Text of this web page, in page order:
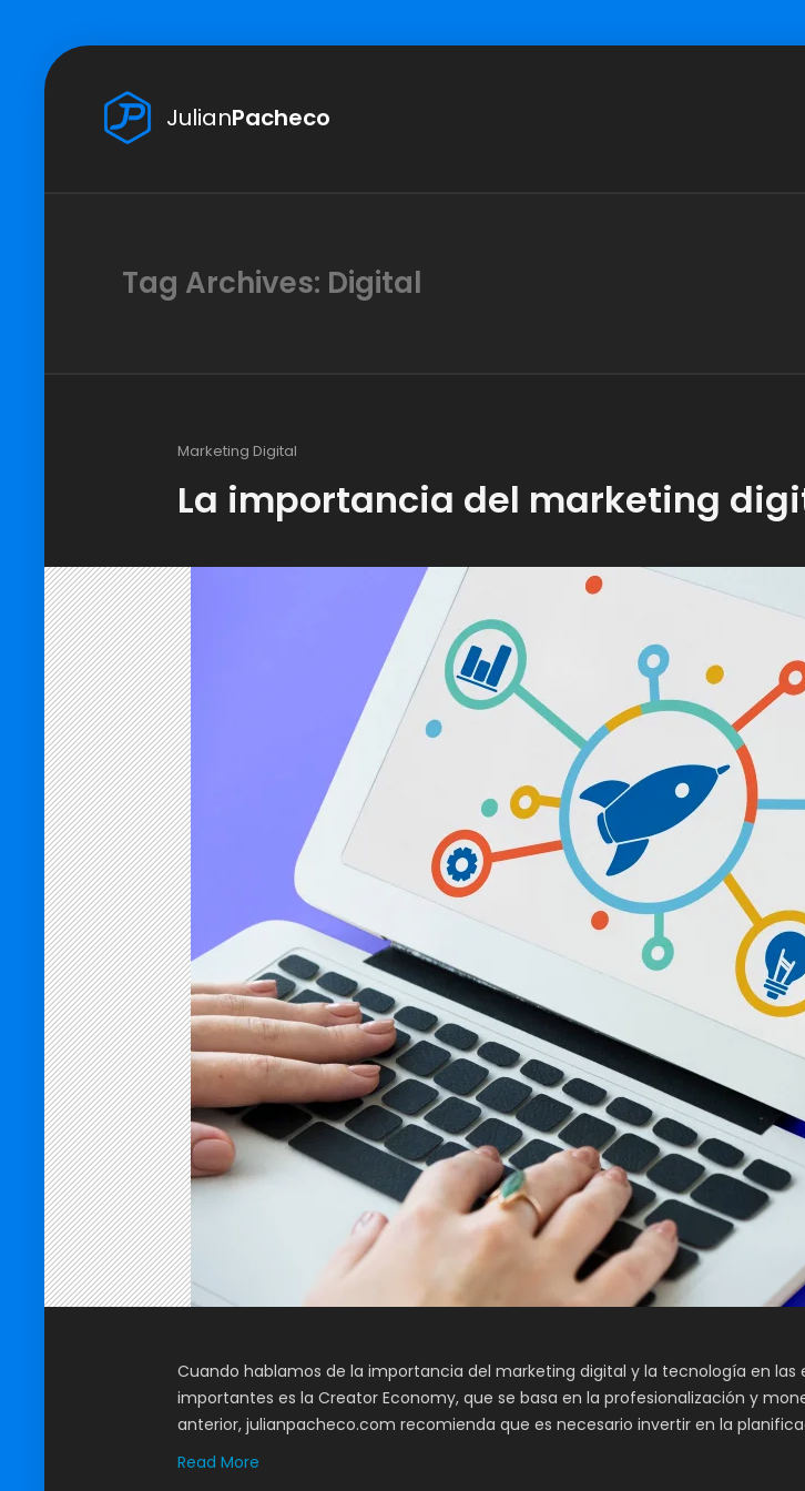
JulianPacheco
Tag Archives: Digital
Marketing Digital
La importancia del marketing
Cuando hablamos de la importancia del marketing digital y la tecnología en
importantes es la Creator Economy, que se basa en la profesionalización y
anterior, julianpacheco.com recomienda que es necesario invertir en la
Read More